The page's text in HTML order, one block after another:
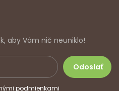
aby Vám nič neuniklo!
podmienkami